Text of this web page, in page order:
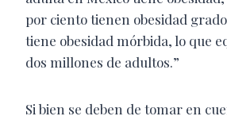
por ciento tienen obesidad
tiene obesidad mórbida, lo que
dos millones de adultos.”
Si bien se deben de tomar en